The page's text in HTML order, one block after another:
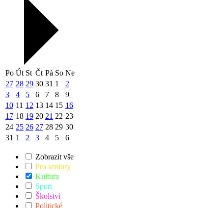
Po Út St Čt Pá So Ne
27 28 29 30 31 1
2
3
4 5 6 7 8
9
10 11 12 13 14 15 16
17 18 19 20 21 22 23
24 25 26 27 28 29 30
31 1 2 3 4 5 6
Zobrazit vše
Pro seniory
Kultura
Sport
Školství
Politické